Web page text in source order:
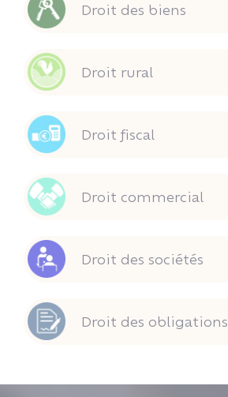
Droit des biens
Droit rural
Droit fiscal
Droit commercial
Droit des sociétés
Droit des obligations